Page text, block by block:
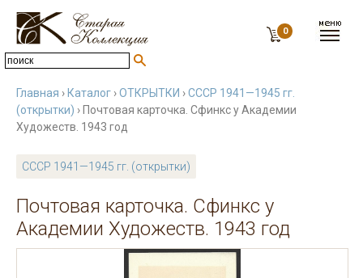
0
Главная › Каталог ›ОТКРЫТКИ ›СССР 1941—1945 гг.
(открытки) › Почтовая карточка. Сфинкс у Академии
Художеств. 1943 год
СССР 1941—1945 гг. (открытки)
Почтовая карточка. Сфинкс у
Академии Художеств. 1943 год